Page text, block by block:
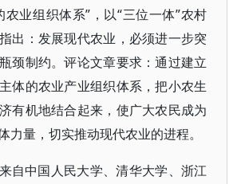
农业组织体系”，以“三位一体”农村
出：发展现代农业，必须进一步突
颈制约。评论文章要求：通过建立
体的农业产业组织体系，把小农生
有机地结合起来，使广大农民成为
力量，切实推动现代农业的进程。
自中国人民大学、清华大学、浙江